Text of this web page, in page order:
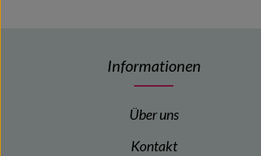
Informationen
Über uns
Kontakt